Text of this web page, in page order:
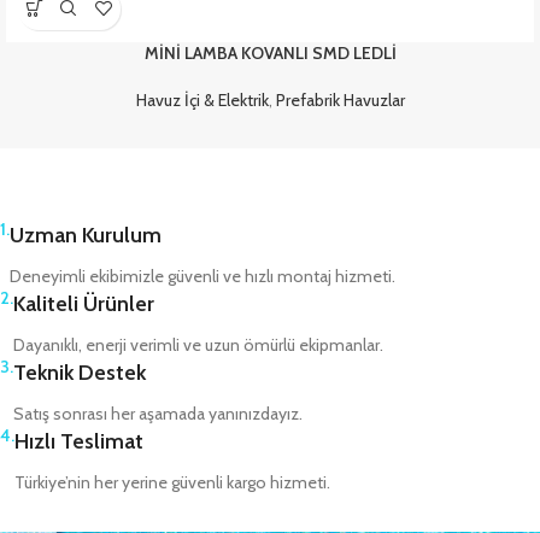
MİNİ LAMBA KOVANLI SMD LEDLİ
Havuz İçi & Elektrik, Prefabrik Havuzlar
1.Uzman Kurulum
Deneyimli ekibimizle güvenli ve hızlı montaj hizmeti.
2.Kaliteli Ürünler
Dayanıklı, enerji verimli ve uzun ömürlü ekipmanlar.
3.Teknik Destek
Satış sonrası her aşamada yanınızdayız.
4.Hızlı Teslimat
Türkiye’nin her yerine güvenli kargo hizmeti.